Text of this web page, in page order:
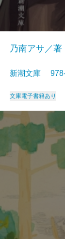
乃南アサ／著
新潮文庫
文庫電子書籍あり